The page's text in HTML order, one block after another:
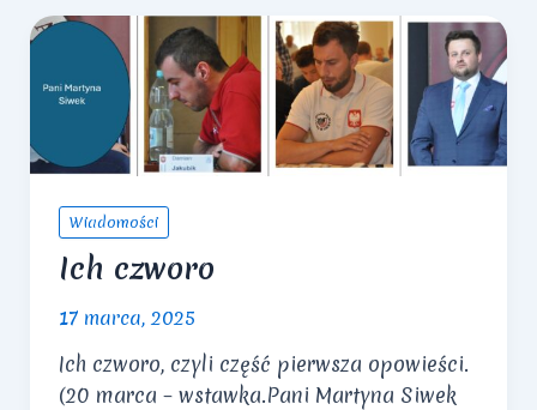
Wiadomości
Ich czworo
17 marca, 2025
Ich czworo, czyli część pierwsza opowieści.
(20 marca – wstawka.Pani Martyna Siwek